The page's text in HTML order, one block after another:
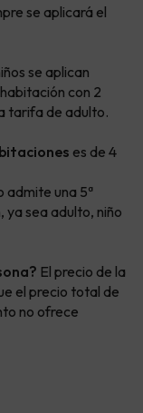
se aplicará el
se aplican
con 2
tarifa de adulto.
es de 4
admite una 5ª
ya sea adulto, niño
El precio de la
el precio total de
no ofrece